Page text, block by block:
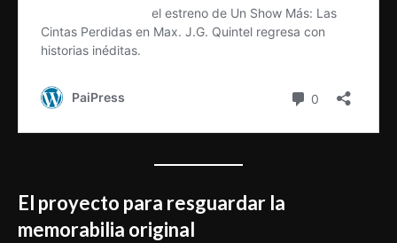
El proyecto para resguardar la
memorabilia original